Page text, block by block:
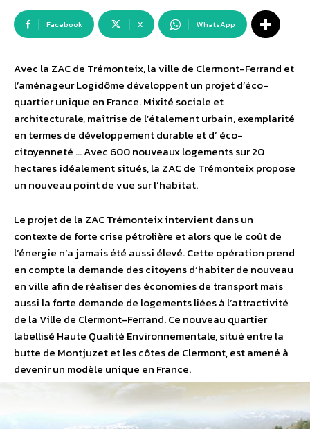
Facebook X WhatsApp
Avec la ZAC de Trémonteix, la ville de Clermont-Ferrand et
l’aménageur Logidôme développent un projet d’éco-
quartier unique en France. Mixité sociale et
architecturale, maîtrise de l’étalement urbain, exemplarité
en termes de développement durable et d’ éco-
citoyenneté … Avec 600 nouveaux logements sur 20
hectares idéalement situés, la ZAC de Trémonteix propose
un nouveau point de vue sur l’habitat.
Le projet de la ZAC Trémonteix intervient dans un
contexte de forte crise pétrolière et alors que le coût de
l’énergie n’a jamais été aussi élevé. Cette opération prend
en compte la demande des citoyens d’habiter de nouveau
en ville afin de réaliser des économies de transport mais
aussi la forte demande de logements liées à l’attractivité
de la Ville de Clermont-Ferrand. Ce nouveau quartier
labellisé Haute Qualité Environnementale, situé entre la
butte de Montjuzet et les côtes de Clermont, est amené à
devenir un modèle unique en France.